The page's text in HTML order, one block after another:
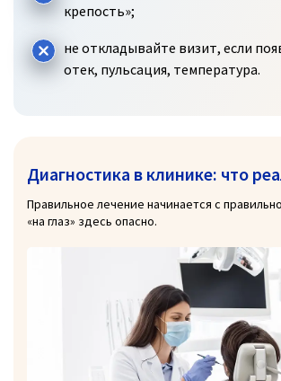
крепость»;
не откладывайте визит, если
отек, пульсация, температура.
Диагностика в клинике: что
Правильное лечение начинается с
«на глаз» здесь опасно.